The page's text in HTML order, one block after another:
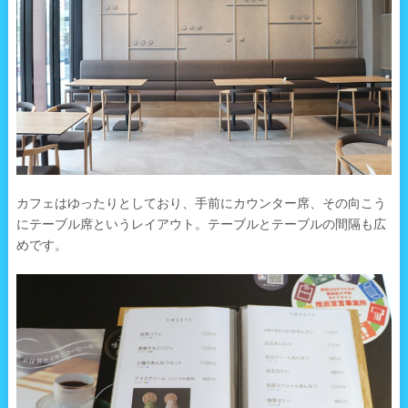
カフェはゆったりとしており、手前にカウンター席、その向こう
にテーブル席というレイアウト。テーブルとテーブルの間隔も広
めです。